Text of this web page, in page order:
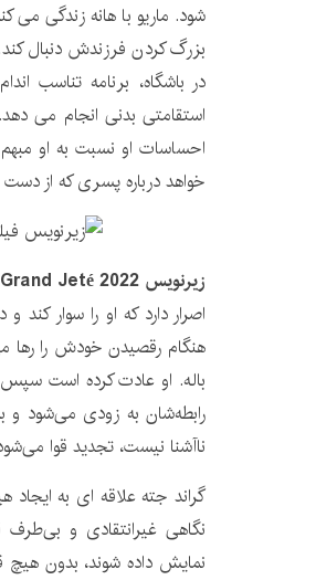
شود. ماریو با هانه زندگی می
بزرگ کردن فرزندش دنبال
در باشگاه، برنامه تناسب
استقامتی بدنی انجام می
احساسات او نسبت به او
خواهد درباره پسری که از دست
زیرنویس Grand Jeté 2022
اصرار دارد که او را سوار
هنگام رقصیدن خودش را رها
باله. او عادت کرده است سپس
رابطه‌شان به زودی می‌شود و
ناآشنا نیست، تجدید قوا
گراند جته علاقه ای به ایجاد
نگاهی غیرانتقادی و
نمایش داده شوند، بدون هیچ